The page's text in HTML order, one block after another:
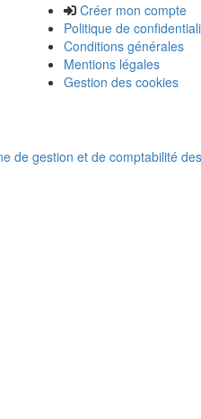
Créer mon compte
Politique de
Conditions générales
Mentions légales
Gestion des cookies
de gestion et de comptabilité